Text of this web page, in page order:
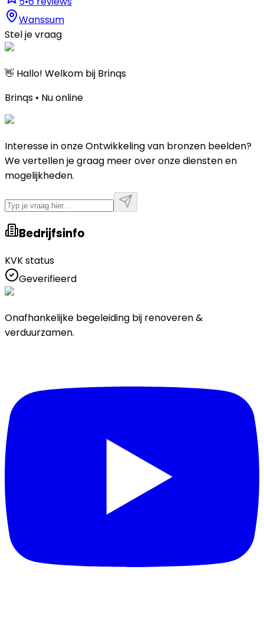
Wanssum
Stel je vraag
👋 Hallo! Welkom bij Brinqs
Brinqs • Nu online
Interesse in onze Ontwikkeling van bronzen beelden?
We vertellen je graag meer over onze diensten en
mogelijkheden.
Bedrijfsinfo
KVK status
Geverifieerd
Onafhankelijke begeleiding bij renoveren &
verduurzamen.